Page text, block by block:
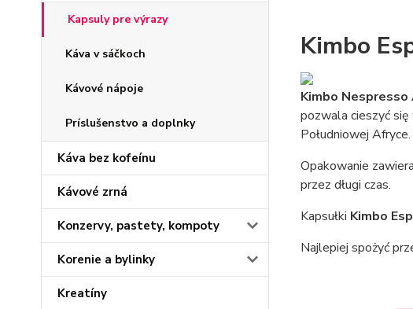
Kapsuly pre výrazy
Káva v sáčkoch
Kávové nápoje
Príslušenstvo a doplnky
Káva bez kofeínu
Kávové zrná
Konzervy, pastety, kompoty
Korenie a bylinky
Kreatíny
Kimbo
Kimbo Nespresso
pozwala cieszyć
Południowej
Opakowanie zawiera
przez długi czas.
Kapsułki Kimbo
Najlepiej spożyć